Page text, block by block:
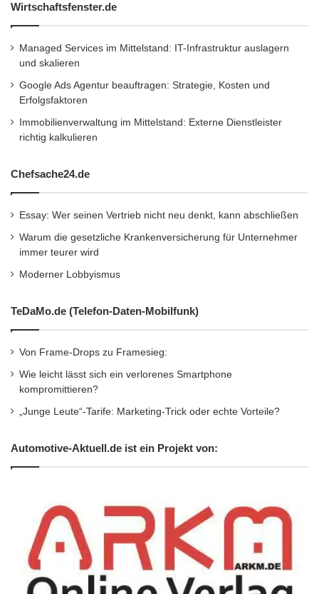
Staus zu vermeiden. Smarte
Ampelschaltungen, die auf Echtzeitdaten
basieren, können beispielsweise den Verkehr
optimieren und damit Emissionen senken.
Auch E-Scooter profitieren von
technologischen Innovationen: Über GPS und
effizient steuern, wodurch die Verfügbarkeit
Verkehrssteuerungen gehören ebenfalls zu
den vielversprechenden Entwicklungen, die die
Apps, die multimodale Mobilität fördern, indem
sie Routenplanung, Buchung und Bezahlung in
einer Plattform vereinen. Hierdurch wird der
Umstieg auf nachhaltige Verkehrsmittel
erleichtert. Technologische Fortschritte sind
somit der Schlüssel zu einer Mobilität, die
und den Anforderungen moderner Städte
gerecht wird.
Herausforderungen und
Wirtschaftsfenster.de
Managed Services im Mittelstand: IT-Infrastruktur auslagern
und skalieren
Google Ads Agentur beauftragen: Strategie, Kosten und
Erfolgsfaktoren
Immobilienverwaltung im Mittelstand: Externe Dienstleister
richtig kalkulieren
Chefsache24.de
Essay: Wer seinen Vertrieb nicht neu denkt, kann abschließen
Warum die gesetzliche Krankenversicherung für Unternehmer
immer teurer wird
Moderner Lobbyismus
TeDaMo.de (Telefon-Daten-Mobilfunk)
Von Frame-Drops zu Framesieg:
Wie leicht lässt sich ein verlorenes Smartphone
kompromittieren?
„Junge Leute“-Tarife: Marketing-Trick oder echte Vorteile?
Automotive-Aktuell.de ist ein Projekt von: